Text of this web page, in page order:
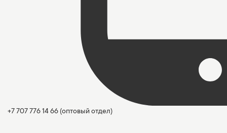
+7 707 776 14 66 (оптовый отдел)